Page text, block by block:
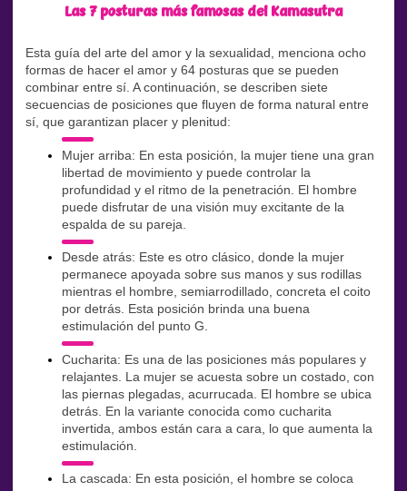
Las 7 posturas más famosas del Kamasutra
Esta guía del arte del amor y la sexualidad, menciona ocho
formas de hacer el amor y 64 posturas que se pueden
combinar entre sí. A continuación, se describen siete
secuencias de posiciones que fluyen de forma natural entre
sí, que garantizan placer y plenitud:
Mujer arriba: En esta posición, la mujer tiene una gran
libertad de movimiento y puede controlar la
profundidad y el ritmo de la penetración. El hombre
puede disfrutar de una visión muy excitante de la
espalda de su pareja.
Desde atrás: Este es otro clásico, donde la mujer
permanece apoyada sobre sus manos y sus rodillas
mientras el hombre, semiarrodillado, concreta el coito
por detrás. Esta posición brinda una buena
estimulación del punto G.
Cucharita: Es una de las posiciones más populares y
relajantes. La mujer se acuesta sobre un costado, con
las piernas plegadas, acurrucada. El hombre se ubica
detrás. En la variante conocida como cucharita
invertida, ambos están cara a cara, lo que aumenta la
estimulación.
La cascada: En esta posición, el hombre se coloca